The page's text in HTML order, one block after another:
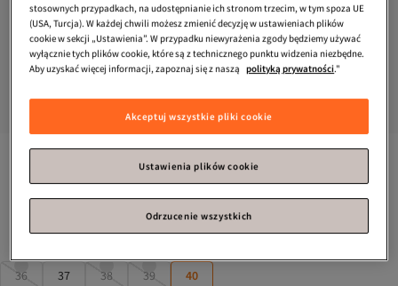
Tonny BlackDamskie beżowe sportowe buty z wysoką
podeszwą i sznurowaniem
36 37 38 39 40
stosownych przypadkach, na udostępnianie ich stronom trzecim, w tym spoza UE
(USA, Turcja). W każdej chwili możesz zmienić decyzję w ustawieniach plików
cookie w sekcji „Ustawienia”. W przypadku niewyrażenia zgody będziemy używać
wyłącznie tych plików cookie, które są z technicznego punktu widzenia niezbędne.
Aby uzyskać więcej informacji, zapoznaj się z naszą polityką prywatności."
Akceptuj wszystkie pliki cookie
Ustawienia plików cookie
Odrzucenie wszystkich